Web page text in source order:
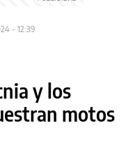
- 12:39
y los
motos